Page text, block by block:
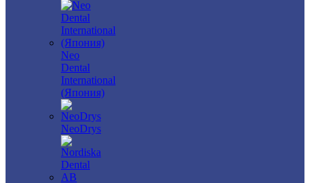
Neo
Dental
International
(Япония)
NeoDrys